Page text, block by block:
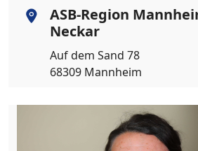
ASB-Region
Neckar
Auf dem Sand 78
68309 Mannheim